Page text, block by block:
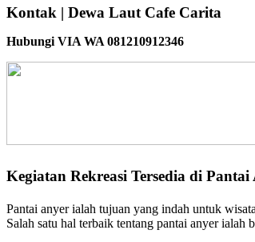
Kontak | Dewa Laut Cafe Carita
Hubungi VIA WA 081210912346
Kegiatan Rekreasi Tersedia di Pantai
Pantai anyer ialah tujuan yang indah untuk
Salah satu hal terbaik tentang pantai anyer